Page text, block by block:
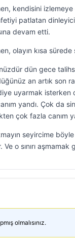
kendisini izlemeye
patlatan
devam etti.
olayın kısa
dün gece
an artık son
uyarmak isterken
yandı. Çok da
çok fazla canım
seyircime
Ve o sınırı aşmamak
olmalısınız.